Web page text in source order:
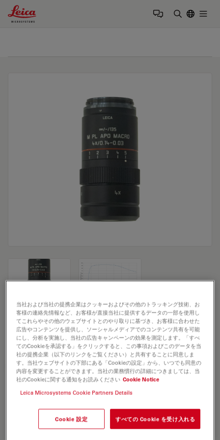
Leica Microsystems Logo
Microscope Objective M PL APO MACRO
4x/0.14-0.03
見積依頼
ourObjective Finder, compare
alternatives, and find the best fit for
your needs.
当社および当社の提携企業はクッキーおよびその他のトラッキング技術、お
客様の連絡先情報など、お客様が直接当社に提供するデータの一部を使用し
てこれらやその他のウェブサイトとのやり取りに基づき、お客様に合わせた
広告やコンテンツを提供し、ソーシャルメディアでのコンテンツ共有を可能
にし、分析を実施し、当社の広告キャンペーンの効果を測定します。「すべ
てのCookieを承認する」をクリックすると、この事項およびこのデータを当
社の提携企業（以下のリンクをご覧ください）と共有することに同意しま
す。当社ウェブサイトの下部にある「Cookieの設定」から、いつでも同意の
内容を変更することができます。当社の業務慣行の詳細につきましては、当
社のCookieに関する通知をお読みください Cookie Notice
Leica Microsystems Cookie Partners Details
Cookie 設定 すべての Cookie を受け入れる